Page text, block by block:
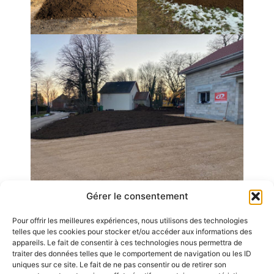
Gérer le consentement
Pour offrir les meilleures expériences, nous utilisons des technologies
telles que les cookies pour stocker et/ou accéder aux informations des
appareils. Le fait de consentir à ces technologies nous permettra de
traiter des données telles que le comportement de navigation ou les ID
uniques sur ce site. Le fait de ne pas consentir ou de retirer son
Emplois
Contact / Accès